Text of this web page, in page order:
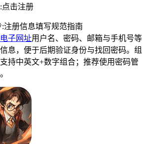
注册信息填写规范指南
子网址用户名、密码、邮箱与手机号等
息，便于后期验证身份与找回密码。组
持中英文+数字组合；推荐使用密码管